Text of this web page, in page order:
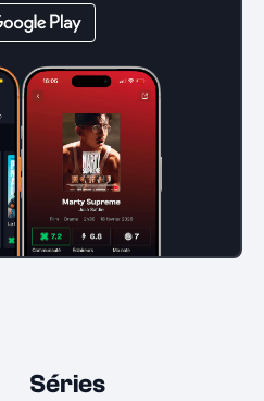
Séries